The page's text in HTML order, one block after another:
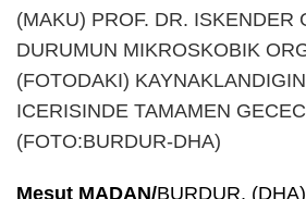
Mesut MADAN/BURDUR, (DHA)